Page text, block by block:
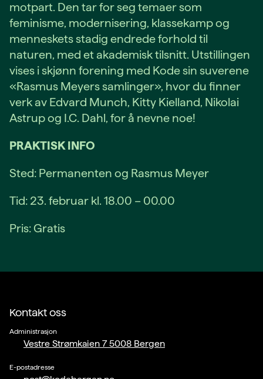
motpart. Den tar for seg temaer som
feminisme, modernisering, klassekamp og
menneskets stadig endrede forhold til
naturen, med et akademisk tilsnitt. Utstillingen
vises i skjønn forening med Kode sin suverene
«Rasmus Meyers samlinger», hvor du finner
verk av Edvard Munch, Kitty Kielland, Nikolai
Astrup og I.C. Dahl, for å nevne noe!
PRAKTISK INFO
Sted: Permanenten og Rasmus Meyer
Tid: 23. februar kl. 18.00 – 00.00
Pris: Gratis
Kontakt oss
Administrasjon
Vestre Strømkaien 7 5008 Bergen
E-postadresse